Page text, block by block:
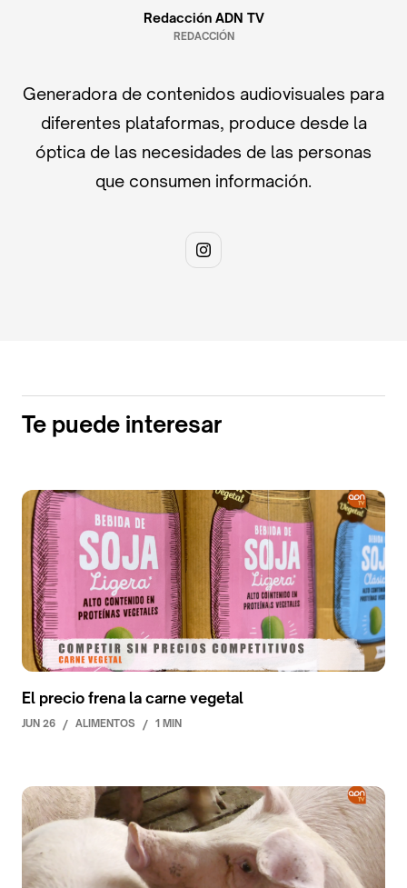
Redacción ADN TV
REDACCIÓN
Generadora de contenidos audiovisuales para
diferentes plataformas, produce desde la
óptica de las necesidades de las personas
que consumen información.
Te puede interesar
El precio frena la carne vegetal
JUN 26 / ALIMENTOS / 1 MIN